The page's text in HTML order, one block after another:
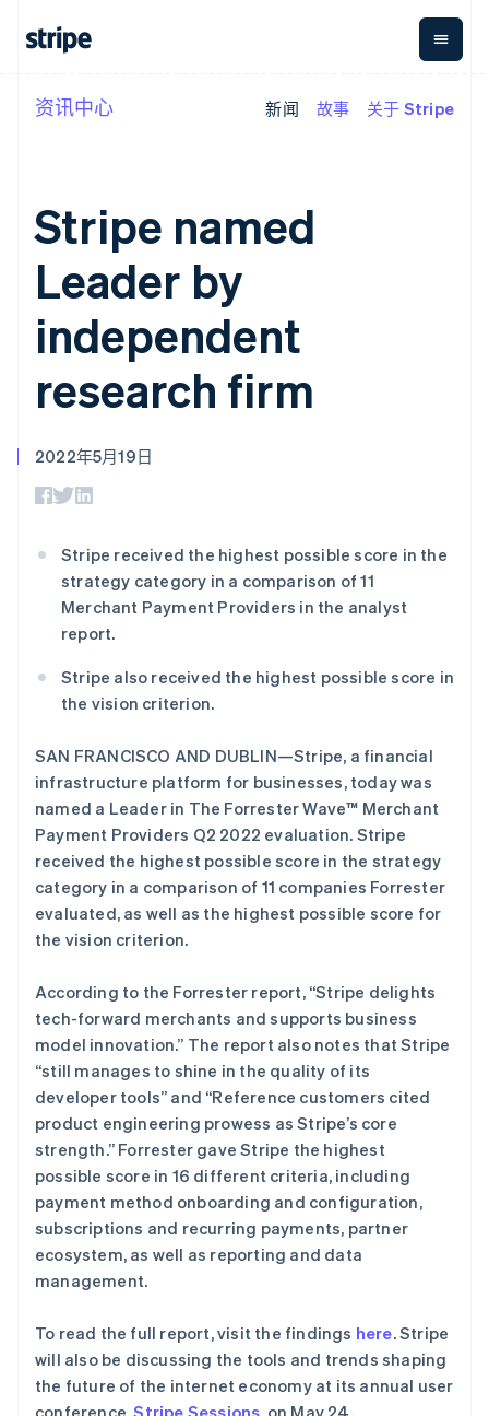
支付
Payment links
无代码支付
Checkout
预构建支付界
Elements
灵活的 UI 组件
支持 125 种以
上
Boost
化
按用量计费
Subscriptions
订阅管理
Invoicing
一次性或定期
账单
Tax
销售税和增值
税自动化
数据同步
资金管
平台
更多
Product roadmap
了解未来规划
Atlas
初创企业注册
Climate
碳移除
了解 Stripe 如何为 AI 构建经济基础设施。
立即观看
按应用场景
智能体商务
加密货币
电子商务
财务自动化
全球化企业
按行业
游戏
酒店、旅游与休闲
非营利组织
专业服务
零售
生态系统
合作伙伴
指南
接受线上付款
构建平台或交易市场
管理订阅
资源
应用集成
API 状态
支持
获取支持
托管支持方案
资讯中心
Stripe Press
联系销售
资讯中心 新闻 故事 关于 Stripe
Stripe named
Leader by
independent
research firm
2022年5月19日
Stripe received the highest possible score in the
strategy category in a comparison of 11
Merchant Payment Providers in the analyst
report.
Stripe also received the highest possible score in
the vision criterion.
SAN FRANCISCO AND DUBLIN—Stripe, a financial
infrastructure platform for businesses, today was
named a Leader in The Forrester Wave™ Merchant
Payment Providers Q2 2022 evaluation. Stripe
received the highest possible score in the strategy
category in a comparison of 11 companies Forrester
evaluated, as well as the highest possible score for
the vision criterion.
According to the Forrester report, “Stripe delights
tech-forward merchants and supports business
model innovation.” The report also notes that Stripe
“still manages to shine in the quality of its
developer tools” and “Reference customers cited
product engineering prowess as Stripe’s core
strength.” Forrester gave Stripe the highest
possible score in 16 different criteria, including
payment method onboarding and configuration,
subscriptions and recurring payments, partner
ecosystem, as well as reporting and data
management.
To read the full report, visit the findings here. Stripe
will also be discussing the tools and trends shaping
the future of the internet economy at its annual user
conference,Stripe Sessions, on May 24.
Deutsch
法国
芬兰
English Français
捷克
克罗地亚
English Italiano
拉脱维亚
English
English
列支敦士登
卢森堡
罗马尼亚
马尔他
English
马来西亚
English简体中文
美国
墨西哥
Español English
English
葡萄牙
Português English
日本
日本語English
瑞典
SvenskaEnglish
瑞士
Deutsch FrançaisItaliano English
塞浦路斯
斯洛伐克
English
斯洛文尼亚
EnglishItaliano
泰国
ไทยEnglish
希腊
English
西班牙
EspañolEnglish
新加坡
English简体中文
新西兰
English
English
意大利
ItalianoEnglish
印度